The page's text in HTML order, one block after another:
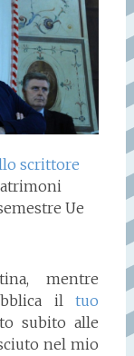
scrittore
Ue
mentre
iltuo
subito alle
nel mio